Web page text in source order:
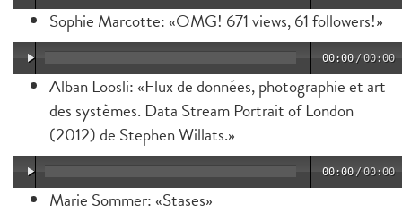
Sophie Marcotte: «OMG! 671 views, 61 followers!»
00:00 /00:00
Alban Loosli: «Flux de données, photographie et art
des systèmes. Data Stream Portrait of London
(2012) de Stephen Willats.»
00:00 /00:00
Marie Sommer: «Stases»